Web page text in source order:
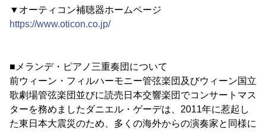
▼オーティコン補聴器ホームページ
https://www.oticon.co.jp/
■メランデ・ピアノ三重奏団について
前ウィーン・フィルハーモニー管弦楽団及びウィーン国立
歌劇場管弦楽団並びに読売日本交響楽団でコンサートマス
ターを務めましたダニエル・ゲーデは、2011年に惹起し
た東日本大震災のため、多くの海外からの演奏家と同様に